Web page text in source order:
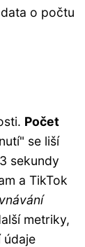
o počtu
Počet
se liší
sekundy
a TikTok
metriky,
údaje